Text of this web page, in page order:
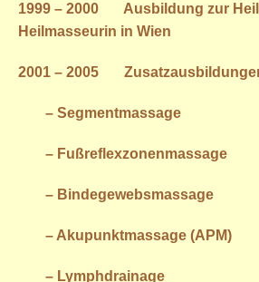
1999 – 2000 Ausbildung zur
Heilmasseurin in Wien
2001 – 2005
– Segmentmassage
– Fußreflexzonenmassage
– Bindegewebsmassage
– Akupunktmassage (APM)
– Lymphdrainage